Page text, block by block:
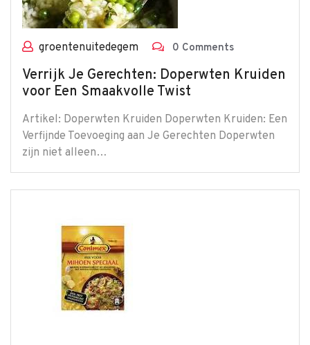
groentenuitedegem 0 Comments
Verrijk Je Gerechten: Doperwten Kruiden
voor Een Smaakvolle Twist
Artikel: Doperwten Kruiden Doperwten Kruiden: Een
Verfijnde Toevoeging aan Je Gerechten Doperwten
zijn niet alleen…